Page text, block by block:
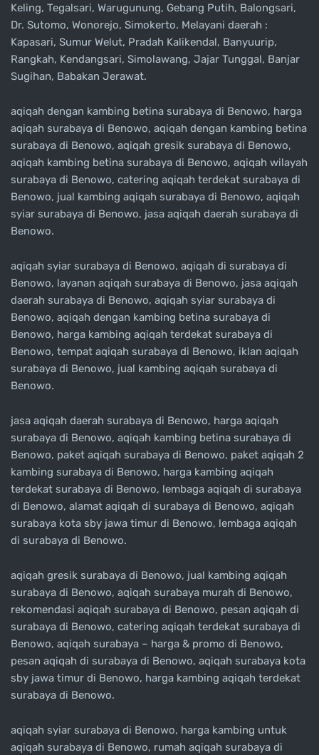
Keling, Tegalsari, Warugunung, Gebang Putih, Balongsari,
Dr. Sutomo, Wonorejo, Simokerto. Melayani daerah :
Kapasari, Sumur Welut, Pradah Kalikendal, Banyuurip,
Rangkah, Kendangsari, Simolawang, Jajar Tunggal, Banjar
Sugihan, Babakan Jerawat.
aqiqah dengan kambing betina surabaya di Benowo, harga
aqiqah surabaya di Benowo, aqiqah dengan kambing betina
surabaya di Benowo, aqiqah gresik surabaya di Benowo,
aqiqah kambing betina surabaya di Benowo, aqiqah wilayah
surabaya di Benowo, catering aqiqah terdekat surabaya di
Benowo, jual kambing aqiqah surabaya di Benowo, aqiqah
syiar surabaya di Benowo, jasa aqiqah daerah surabaya di
Benowo.
aqiqah syiar surabaya di Benowo, aqiqah di surabaya di
Benowo, layanan aqiqah surabaya di Benowo, jasa aqiqah
daerah surabaya di Benowo, aqiqah syiar surabaya di
Benowo, aqiqah dengan kambing betina surabaya di
Benowo, harga kambing aqiqah terdekat surabaya di
Benowo, tempat aqiqah surabaya di Benowo, iklan aqiqah
surabaya di Benowo, jual kambing aqiqah surabaya di
Benowo.
jasa aqiqah daerah surabaya di Benowo, harga aqiqah
surabaya di Benowo, aqiqah kambing betina surabaya di
Benowo, paket aqiqah surabaya di Benowo, paket aqiqah 2
kambing surabaya di Benowo, harga kambing aqiqah
terdekat surabaya di Benowo, lembaga aqiqah di surabaya
di Benowo, alamat aqiqah di surabaya di Benowo, aqiqah
surabaya kota sby jawa timur di Benowo, lembaga aqiqah
di surabaya di Benowo.
aqiqah gresik surabaya di Benowo, jual kambing aqiqah
surabaya di Benowo, aqiqah surabaya murah di Benowo,
rekomendasi aqiqah surabaya di Benowo, pesan aqiqah di
surabaya di Benowo, catering aqiqah terdekat surabaya di
Benowo, aqiqah surabaya – harga & promo di Benowo,
pesan aqiqah di surabaya di Benowo, aqiqah surabaya kota
sby jawa timur di Benowo, harga kambing aqiqah terdekat
surabaya di Benowo.
aqiqah syiar surabaya di Benowo, harga kambing untuk
aqiqah surabaya di Benowo, rumah aqiqah surabaya di